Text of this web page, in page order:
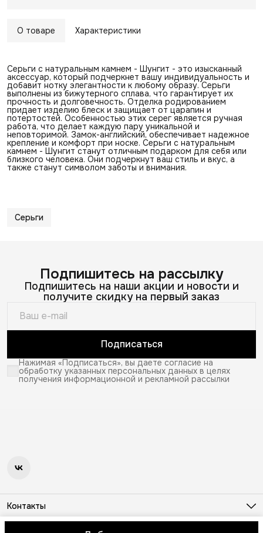
О товаре Характеристики
Серьги с натуральным камнем - Шунгит - это изысканный
аксессуар, который подчеркнет вашу индивидуальность и
добавит нотку элегантности к любому образу. Серьги
выполнены из бижутерного сплава, что гарантирует их
прочность и долговечность. Отделка родированием
придает изделию блеск и защищает от царапин и
потертостей. Особенностью этих серег является ручная
работа, что делает каждую пару уникальной и
неповторимой. Замок-английский, обеспечивает надежное
крепление и комфорт при носке. Серьги с натуральным
камнем - Шунгит станут отличным подарком для себя или
близкого человека. Они подчеркнут ваш стиль и вкус, а
также станут символом заботы и внимания.
Серьги
Подпишитесь на рассылку
Подпишитесь на наши акции и новости и
получите скидку на первый заказ
Подписаться
Нажимая «Подписаться», вы даете согласие на
обработку указанных персональных данных в целях
получения информационной и рекламной рассылки
Контакты
Телефон